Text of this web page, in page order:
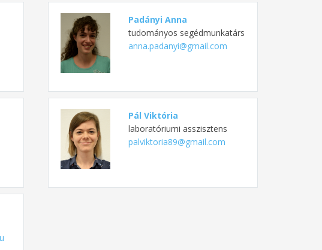
Padányi Anna
tudományos segédmunkatárs
anna.padanyi@gmail.com
Pál Viktória
laboratóriumi asszisztens
palviktoria89@gmail.com